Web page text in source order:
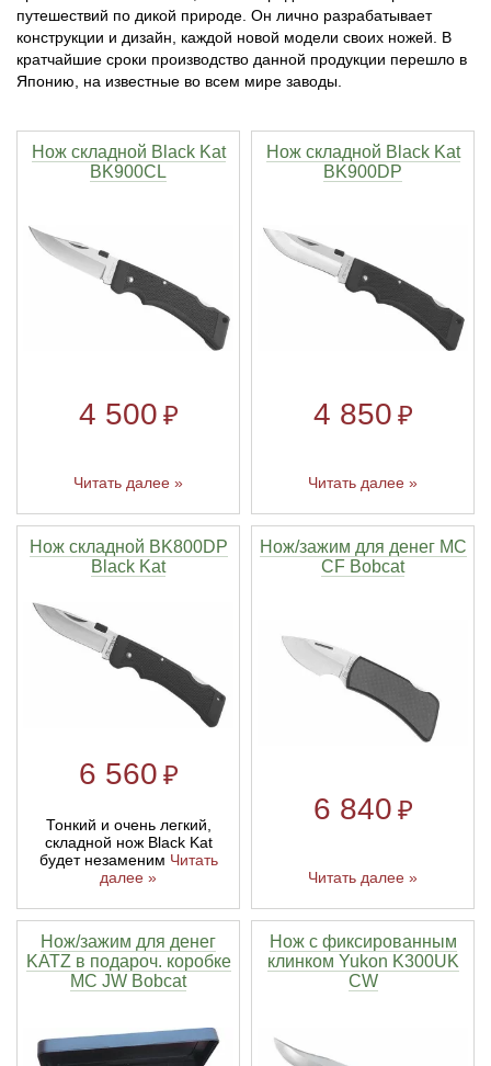
путешествий по дикой природе. Он лично разрабатывает
конструкции и дизайн, каждой новой модели своих ножей. В
кратчайшие сроки производство данной продукции перешло в
Японию, на известные во всем мире заводы.
Нож складной Black Kat
BK900CL
4 500 ₽
Читать далее »
Нож складной Black Kat
BK900DP
4 850 ₽
Читать далее »
Нож складной BK800DP
Black Kat
6 560 ₽
Тонкий и очень легкий,
складной нож Black Kat
будет незаменим Читать
далее »
Нож/зажим для денег MC
CF Bobcat
6 840 ₽
Читать далее »
Нож/зажим для денег
KATZ в подароч. коробке
MC JW Bobcat
Нож с фиксированным
клинком Yukon K300UK
CW
Тетивы и тросы для арбалетов
Подставки для лука
Тетива для лука, нити
Плечи для лука
Перчатки для традиционных луков
Линейки для настройки лука
Полочки для лука
Кликеры для лука
Киссеры для лука
Инсерты для арбалетных стрел
Стрелы для арбалета
Выниматели для стрел
Тычковые ножи
Ножи тактические
Топоры
Метательные ножи
Охотничьи ножи
Ножи складные
Механические точилки для ножей